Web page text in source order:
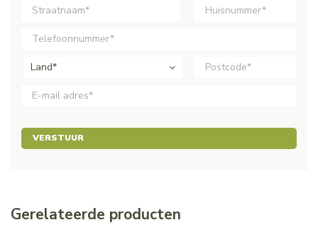
Land*
VERSTUUR
Gerelateerde producten